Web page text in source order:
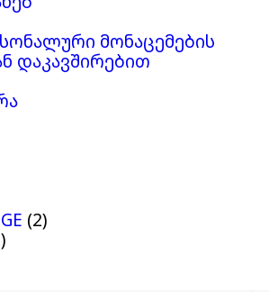
მონაცემების
დაკავშირებით
(2)